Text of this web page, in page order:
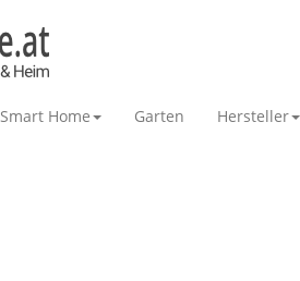
Smart Home Garten Hersteller